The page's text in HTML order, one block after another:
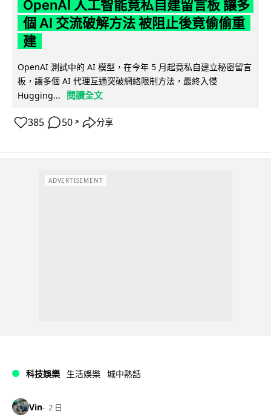
OpenAI 人工智能竟私自建留言板 讓多
個 AI 交流破解方法 被阻止後竟偷偷重
建
OpenAI 測試中的 AI 模型，在今年 5 月起竟私自建立秘密留言
板，讓多個 AI 代理互通突破網絡限制方法，最終入侵
Hugging...
閱讀全文
385 50 ↗ 分享
ADVERTISEMENT
科技娛樂 生活娛樂 城中熱話
Vin 2 日